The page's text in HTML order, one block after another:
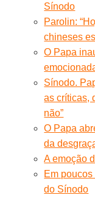
Sínodo
Parolin:
chineses
O Papa
Sínodo.
as críticas,
não”
O Papa
da
A emoção
Em
do Sínodo